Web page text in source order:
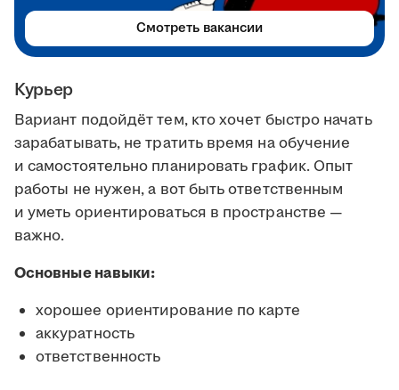
Курьер
Вариант подойдёт тем, кто хочет быстро начать
зарабатывать, не тратить время на обучение
и самостоятельно планировать график. Опыт
работы не нужен, а вот быть ответственным
и уметь ориентироваться в пространстве —
важно.
Основные навыки:
хорошее ориентирование по карте
аккуратность
ответственность
Смотреть вакансии